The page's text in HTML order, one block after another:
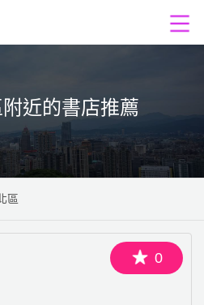
近的書店推薦
區
0